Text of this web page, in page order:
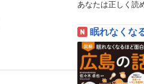
あなたは正しく読
眠れなくな